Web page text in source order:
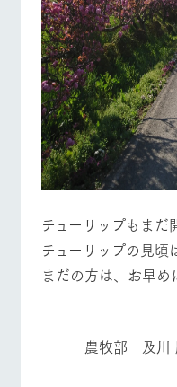
チューリップもまだ
チューリップの見頃
まだの方は、お早め
農牧部 及川